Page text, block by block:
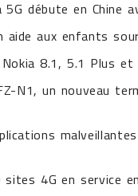
débute en Chine
aide aux enfants
8.1, 5.1 Plus
N1, un nouveau
4G en service